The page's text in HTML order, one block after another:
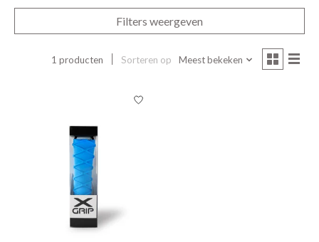
Filters weergeven
1 producten Sorteren op Meest bekeken